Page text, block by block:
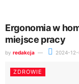
Ergonomia w
miejsce pracy
by redakcja 2024-
ZDROWIE